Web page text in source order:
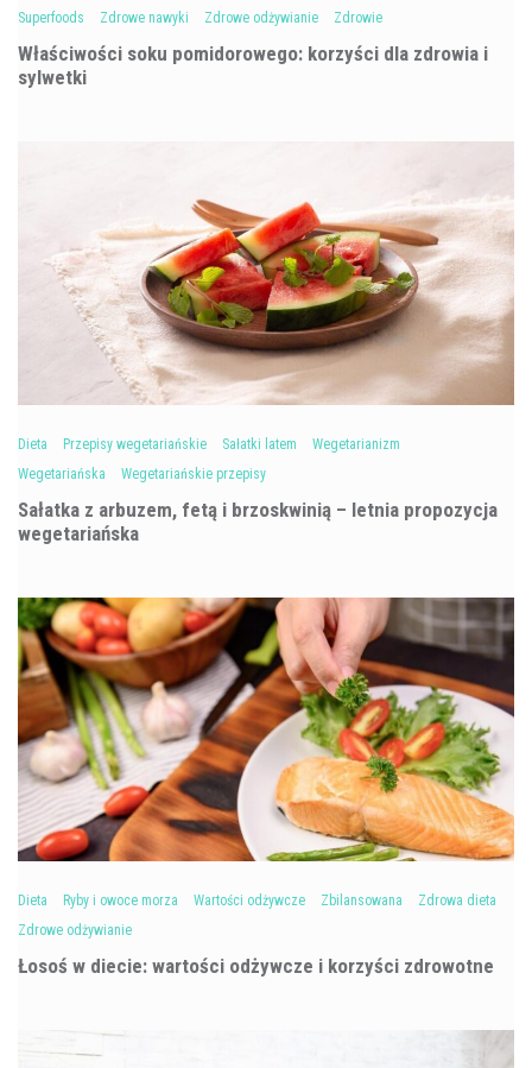
Superfoods Zdrowe nawyki Zdrowe odżywianie Zdrowie
Właściwości soku pomidorowego: korzyści dla zdrowia i
sylwetki
Dieta Przepisy wegetariańskie Sałatki latem
Wegetarianizm
Wegetariańska
Wegetariańskie przepisy
Sałatka z arbuzem, fetą i brzoskwinią – letnia propozycja
wegetariańska
Dieta Ryby i owoce morza Wartości odżywcze Zbilansowana
Zdrowa dieta
Zdrowe odżywianie
Łosoś w diecie: wartości odżywcze i korzyści zdrowotne